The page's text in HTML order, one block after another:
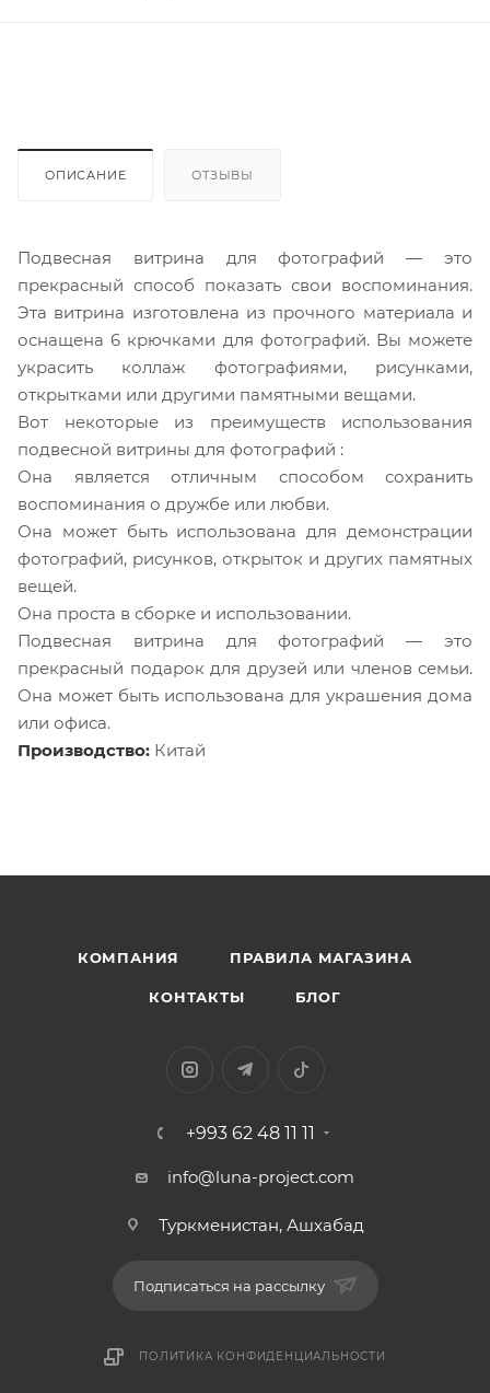
ОПИСАНИЕ ОТЗЫВЫ
Подвесная витрина для фотографий — это
прекрасный способ показать свои воспоминания.
Эта витрина изготовлена из прочного материала и
оснащена 6 крючками для фотографий. Вы можете
украсить коллаж фотографиями, рисунками,
открытками или другими памятными вещами.
Вот некоторые из преимуществ использования
подвесной витрины для фотографий :
Она является отличным способом сохранить
воспоминания о дружбе или любви.
Она может быть использована для демонстрации
фотографий, рисунков, открыток и других памятных
вещей.
Она проста в сборке и использовании.
Подвесная витрина для фотографий — это
прекрасный подарок для друзей или членов семьи.
Она может быть использована для украшения дома
или офиса.
Производство: Китай
КОМПАНИЯ ПРАВИЛА МАГАЗИНА
КОНТАКТЫ БЛОГ
+993 62 48 11 11
info@luna-project.com
Туркменистан, Ашхабад
Подписаться на рассылку
ПОЛИТИКА КОНФИДЕНЦИАЛЬНОСТИ